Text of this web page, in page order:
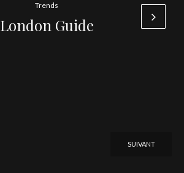
Trends
London Guide
SUIVANT